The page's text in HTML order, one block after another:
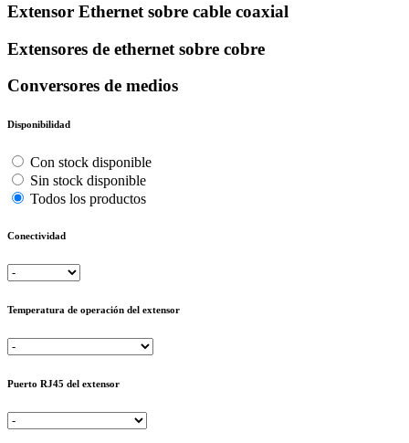
Extensor Ethernet sobre cable coaxial
Extensores de ethernet sobre cobre
Conversores de medios
Disponibilidad
Con stock disponible
Sin stock disponible
Todos los productos
Conectividad
Temperatura de operación del extensor
Puerto RJ45 del extensor